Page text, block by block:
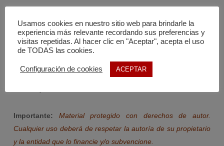
Tienes más descargas en nuestrofondo documental.
La forma más sencilla de estar al día en seguridad industrial
es por medio de su página defacebook
youtube
, donde encontrarás todo tipo de descargables,
Importante:
Material protegido con derechos de autor.
Cualquier uso deberá de respetar la autoría de su propietario
y la entidad que lo financie y/o subvencione.
Usamos cookies en nuestro sitio web para brindarle la
experiencia más relevante recordando sus preferencias y
visitas repetidas. Al hacer clic en "Aceptar", acepta el uso
de TODAS las cookies.
Configuración de cookies ACEPTAR